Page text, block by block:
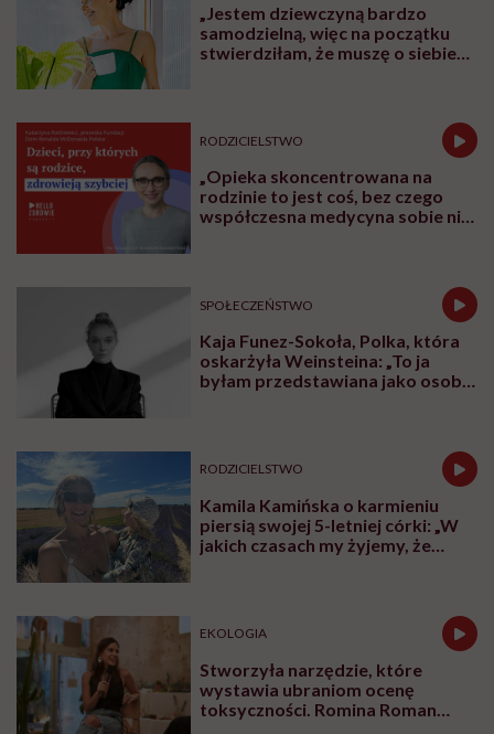
„Jestem dziewczyną bardzo
samodzielną, więc na początku
stwierdziłam, że muszę o siebie
RODZICIELSTWO
„Opieka skoncentrowana na
rodzinie to jest coś, bez czego
współczesna medycyna sobie nie
SPOŁECZEŃSTWO
Kaja Funez-Sokoła, Polka, która
oskarżyła Weinsteina: „To ja
byłam przedstawiana jako osoba,
RODZICIELSTWO
Kamila Kamińska o karmieniu
piersią swojej 5-letniej córki: „W
jakich czasach my żyjemy, że
EKOLOGIA
Stworzyła narzędzie, które
wystawia ubraniom ocenę
toksyczności. Romina Roman